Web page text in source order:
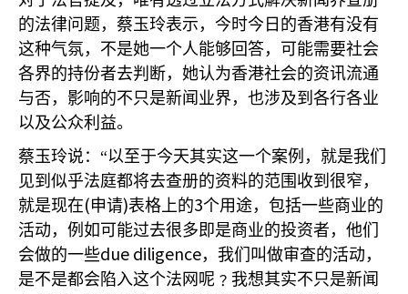
的法律问题，蔡玉玲表示，今时今日的香港有没有
这种气氛，不是她一个人能够回答，可能需要社会
各界的持份者去判断，她认为香港社会的资讯流通
与否，影响的不只是新闻业界，也涉及到各行各业
以及公众利益。
蔡玉玲说：“以至于今天其实这一个案例，就是我们
见到似乎法庭都将去查册的资料的范围收到很窄，
就是现在(申请)表格上的3个用途，包括一些商业的
活动，例如可能过去很多即是商业的投资者，他们
会做的一些due diligence，我们叫做审查的活动，
是不是都会陷入这个法网呢﹖我想其实不只是新闻